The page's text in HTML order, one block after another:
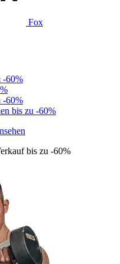
Fox
-60%
-60%
bis zu -60%
bis zu -60%